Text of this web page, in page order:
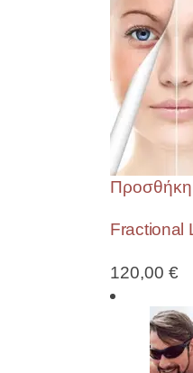
Προσθήκη
Fractional
120,00 €